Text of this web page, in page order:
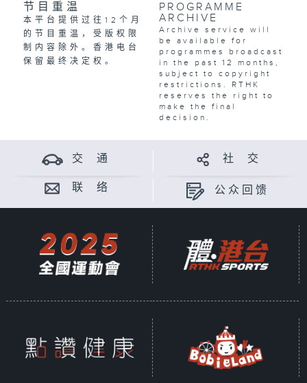
节目重温
本平台提供过往12个月
的节目重温，受版权限
制内容除外。香港电台
保留最终决定权。
PROGRAMME
ARCHIVE
Archive service will
be available for
programmes broadcast
in the past 12 months,
subject to copyright
restrictions. RTHK
reserves the right to
make the final
decision.
交 通 社 交
联 络 公众回馈